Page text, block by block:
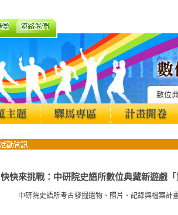
數位
快快來挑戰：中研院史語所數位典藏新遊戲「
中研院史語所考古發掘遺物、照片、記錄與檔案計